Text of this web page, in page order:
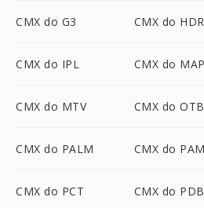
CMX do G3 CMX do HDR
CMX do IPL CMX do MAP
CMX do MTV CMX do OTB
CMX do PALM CMX do PAM
CMX do PCT CMX do PDB